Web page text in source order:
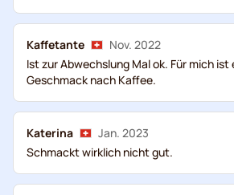
Kaffetante
Nov. 2022
Ist zur Abwechslung Mal ok. Für mich ist
Geschmack nach Kaffee.
Katerina
Jan. 2023
Schmackt wirklich nicht gut.